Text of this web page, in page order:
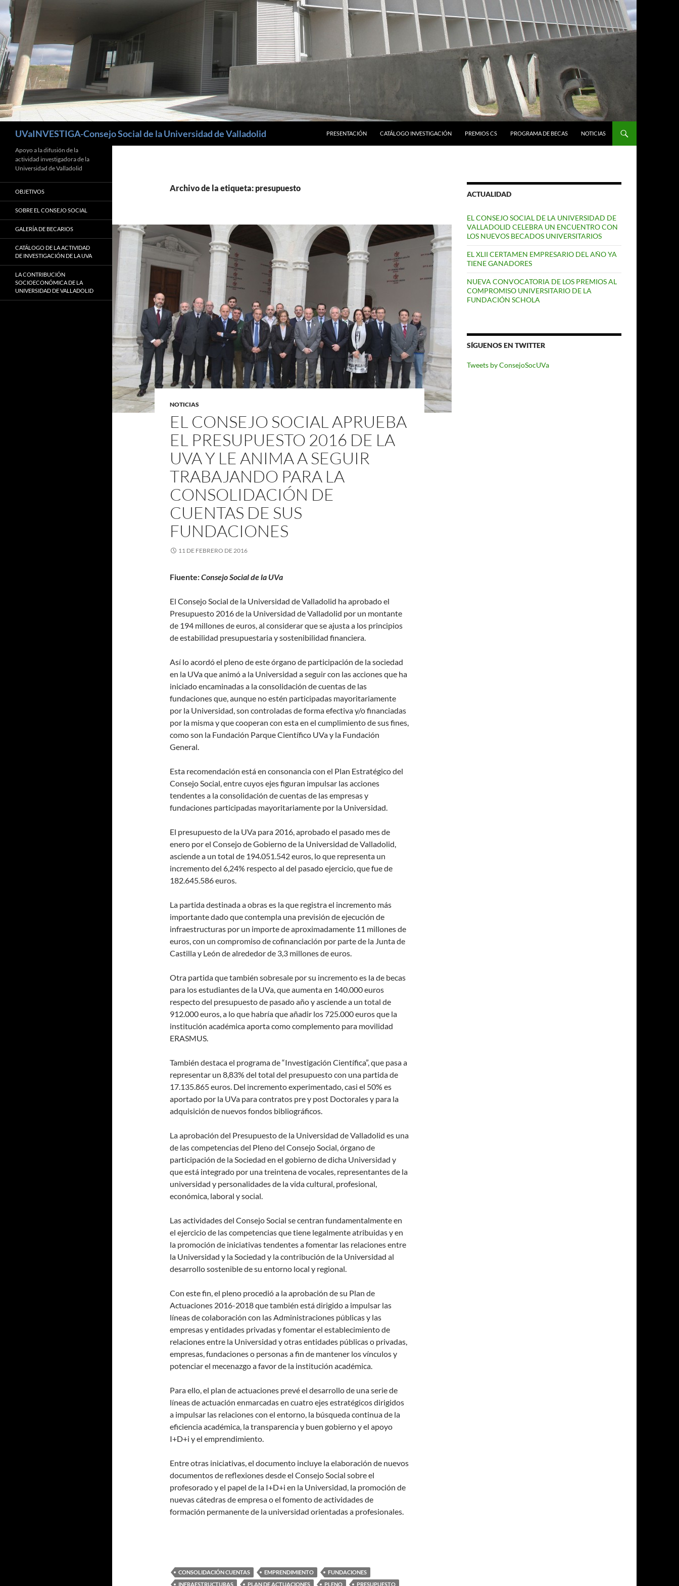
UVaINVESTIGA-Consejo Social de la Universidad de Valladolid
PRESENTACIÓN
CATÁLOGO INVESTIGACIÓN PREMIOS CS PROGRAMA DE BECAS NOTICIAS
Archivo de la etiqueta: presupuesto
NOTICIAS
EL CONSEJO SOCIAL APRUEBA
EL PRESUPUESTO 2016 DE LA
UVA Y LE ANIMA A SEGUIR
TRABAJANDO PARA LA
CONSOLIDACIÓN DE
CUENTAS DE SUS
FUNDACIONES
11 DE FEBRERO DE 2016
Fiuente:Consejo Social de la UVa
El Consejo Social de la Universidad de Valladolid ha aprobado el
Presupuesto 2016 de la Universidad de Valladolid por un montante
de 194 millones de euros, al considerar que se ajusta a los principios
de estabilidad presupuestaria y sostenibilidad financiera.
Así lo acordó el pleno de este órgano de participación de la sociedad
en la UVa que animó a la Universidad a seguir con las acciones que ha
iniciado encaminadas a la consolidación de cuentas de las
fundaciones que, aunque no estén participadas mayoritariamente
por la Universidad, son controladas de forma efectiva y/o financiadas
por la misma y que cooperan con esta en el cumplimiento de sus fines,
como son la Fundación Parque Científico UVa y la Fundación
General.
Esta recomendación está en consonancia con el Plan Estratégico del
Consejo Social, entre cuyos ejes figuran impulsar las acciones
tendentes a la consolidación de cuentas de las empresas y
fundaciones participadas mayoritariamente por la Universidad.
El presupuesto de la UVa para 2016, aprobado el pasado mes de
enero por el Consejo de Gobierno de la Universidad de Valladolid,
asciende a un total de 194.051.542 euros, lo que representa un
incremento del 6,24% respecto al del pasado ejercicio, que fue de
182.645.586 euros.
La partida destinada a obras es la que registra el incremento más
importante dado que contempla una previsión de ejecución de
infraestructuras por un importe de aproximadamente 11 millones de
euros, con un compromiso de cofinanciación por parte de la Junta de
Castilla y León de alrededor de 3,3 millones de euros.
Otra partida que también sobresale por su incremento es la de becas
para los estudiantes de la UVa, que aumenta en 140.000 euros
respecto del presupuesto de pasado año y asciende a un total de
912.000 euros, a lo que habría que añadir los 725.000 euros que la
institución académica aporta como complemento para movilidad
ERASMUS.
También destaca el programa de “Investigación Científica”, que pasa a
representar un 8,83% del total del presupuesto con una partida de
17.135.865 euros. Del incremento experimentado, casi el 50% es
aportado por la UVa para contratos pre y post Doctorales y para la
adquisición de nuevos fondos bibliográficos.
La aprobación del Presupuesto de la Universidad de Valladolid es una
de las competencias del Pleno del Consejo Social, órgano de
participación de la Sociedad en el gobierno de dicha Universidad y
que está integrado por una treintena de vocales, representantes de la
universidad y personalidades de la vida cultural, profesional,
económica, laboral y social.
Las actividades del Consejo Social se centran fundamentalmente en
el ejercicio de las competencias que tiene legalmente atribuidas y en
la promoción de iniciativas tendentes a fomentar las relaciones entre
la Universidad y la Sociedad y la contribución de la Universidad al
desarrollo sostenible de su entorno local y regional.
Con este fin, el pleno procedió a la aprobación de su Plan de
Actuaciones 2016-2018 que también está dirigido a impulsar las
líneas de colaboración con las Administraciones públicas y las
empresas y entidades privadas y fomentar el establecimiento de
relaciones entre la Universidad y otras entidades públicas o privadas,
empresas, fundaciones o personas a fin de mantener los vínculos y
potenciar el mecenazgo a favor de la institución académica.
Para ello, el plan de actuaciones prevé el desarrollo de una serie de
líneas de actuación enmarcadas en cuatro ejes estratégicos dirigidos
a impulsar las relaciones con el entorno, la búsqueda continua de la
eficiencia académica, la transparencia y buen gobierno y el apoyo
I+D+i y el emprendimiento.
Entre otras iniciativas, el documento incluye la elaboración de nuevos
documentos de reflexiones desde el Consejo Social sobre el
profesorado y el papel de la I+D+i en la Universidad, la promoción de
nuevas cátedras de empresa o el fomento de actividades de
formación permanente de la universidad orientadas a profesionales.
CONSOLIDACIÓN CUENTAS EMPRENDIMIENTO
FUNDACIONES
INFRAESTRUCTURAS
PLAN DE ACTUACIONES PLENO PRESUPUESTO
ACTUALIDAD
EL CONSEJO SOCIAL DE LA UNIVERSIDAD DE
VALLADOLID CELEBRA UN ENCUENTRO CON
LOS NUEVOS BECADOS UNIVERSITARIOS
EL XLII CERTAMEN EMPRESARIO DEL AÑO YA
TIENE GANADORES
NUEVA CONVOCATORIA DE LOS PREMIOS AL
COMPROMISO UNIVERSITARIO DE LA
FUNDACIÓN SCHOLA
SÍGUENOS EN TWITTER
Tweets by ConsejoSocUVa
Apoyo a la difusión de la
actividad investigadora de la
Universidad de Valladolid
OBJETIVOS
SOBRE EL CONSEJO SOCIAL
GALERÍA DE BECARIOS
CATÁLOGO DE LA ACTIVIDAD
DE INVESTIGACIÓN DE LA UVA
LA CONTRIBUCIÓN
SOCIOECONÓMICA DE LA
UNIVERSIDAD DE VALLADOLID